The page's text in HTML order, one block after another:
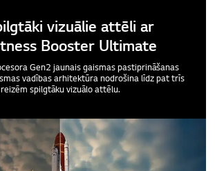
vizuālie attēli ar
Booster Ultimate
Gen2 jaunais gaismas pastiprināšanas
vadības arhitektūra nodrošina līdz pat trīs
reizēm spilgtāku vizuālo attēlu.